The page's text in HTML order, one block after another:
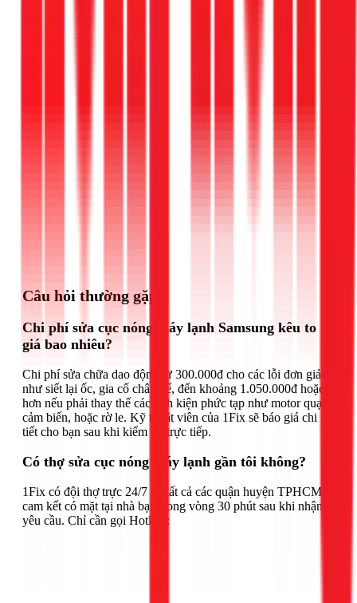
Câu hỏi thường gặp
Chi phí sửa cục nóng máy lạnh Samsung kêu to
giá bao nhiêu?
Chi phí sửa chữa dao động từ 300.000đ cho các lỗi đơn giản
như siết lại ốc, gia cố chân đế, đến khoảng 1.050.000đ hoặc
hơn nếu phải thay thế các linh kiện phức tạp như motor quạt,
cảm biến, hoặc rờ le. Kỹ thuật viên của 1Fix sẽ báo giá chi
tiết cho bạn sau khi kiểm tra trực tiếp.
Có thợ sửa cục nóng máy lạnh gần tôi không?
1Fix có đội thợ trực 24/7 tại tất cả các quận huyện TPHCM,
cam kết có mặt tại nhà bạn trong vòng 30 phút sau khi nhận
yêu cầu. Chỉ cần gọi Hotline: